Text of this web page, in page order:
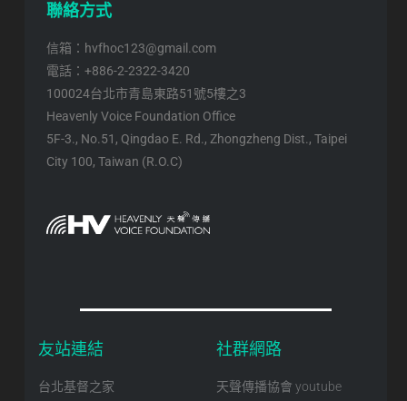
聯絡方式
信箱：hvfhoc123@gmail.com
電話：+886-2-2322-3420
100024台北市青島東路51號5樓之3
Heavenly Voice Foundation Office
5F-3., No.51, Qingdao E. Rd., Zhongzheng Dist., Taipei
City 100, Taiwan (R.O.C)
友站連結
台北基督之家
社群網路
天聲傳播協會 youtube